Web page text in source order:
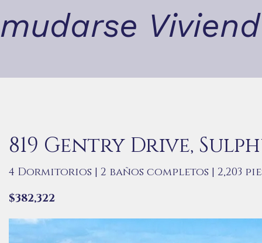
mudarse
819 Gentry Drive,
4 Dormitorios | 2 baños completos | 2,203
$382,322